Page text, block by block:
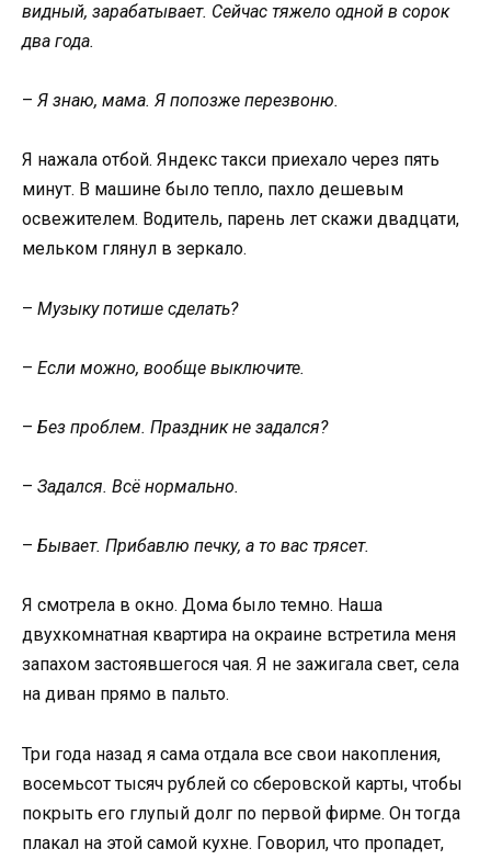
видный, зарабатывает. Сейчас тяжело одной в сорок
два года.
– Я знаю, мама. Я попозже перезвоню.
Я нажала отбой. Яндекс такси приехало через пять
минут. В машине было тепло, пахло дешевым
освежителем. Водитель, парень лет скажи двадцати,
мельком глянул в зеркало.
– Музыку потише сделать?
– Если можно, вообще выключите.
– Без проблем. Праздник не задался?
– Задался. Всё нормально.
– Бывает. Прибавлю печку, а то вас трясет.
Я смотрела в окно. Дома было темно. Наша
двухкомнатная квартира на окраине встретила меня
запахом застоявшегося чая. Я не зажигала свет, села
на диван прямо в пальто.
Три года назад я сама отдала все свои накопления,
восемьсот тысяч рублей со сберовской карты, чтобы
покрыть его глупый долг по первой фирме. Он тогда
плакал на этой самой кухне. Говорил, что пропадет,